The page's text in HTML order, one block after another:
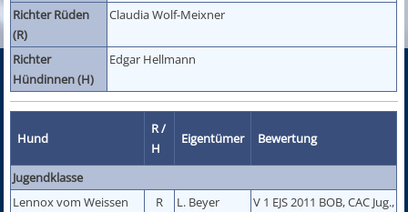
Richter Rüden
(R)
Claudia Wolf-Meixner
Richter
Hündinnen (H)
Edgar Hellmann
Hund
R /
H
Eigentümer Bewertung
Jugendklasse
Lennox vom Weissen
R L. Beyer
V 1 EJS 2011 BOB, CAC Jug.,